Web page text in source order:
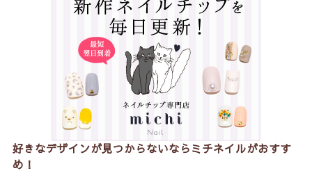
好きなデザインが見つからないならミチネイルがおすす
め！